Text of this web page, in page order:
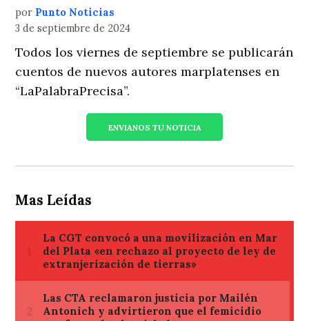
por Punto Noticias
3 de septiembre de 2024
Todos los viernes de septiembre se publicarán
cuentos de nuevos autores marplatenses en
“LaPalabraPrecisa”.
ENVIANOS TU NOTICIA
Mas Leídas